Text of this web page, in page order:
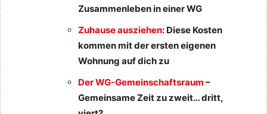
Zusammenleben in einer WG
Zuhause ausziehen: Diese Kosten
kommen mit der ersten eigenen
Wohnung auf dich zu
Der WG-Gemeinschaftsraum –
Gemeinsame Zeit zu zweit… dritt,